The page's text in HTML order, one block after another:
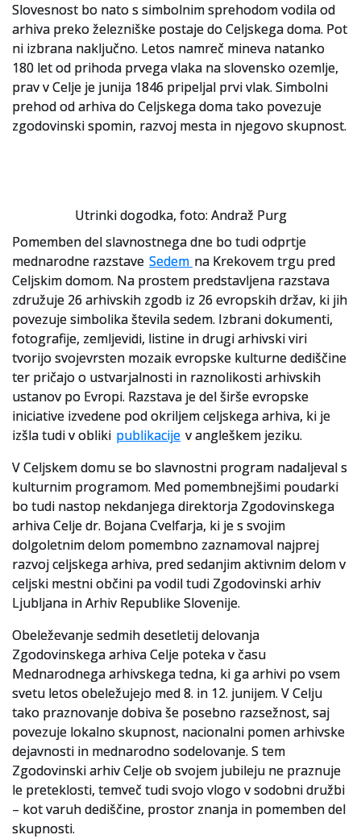
Slovesnost bo nato s simbolnim sprehodom vodila od
arhiva preko železniške postaje do Celjskega doma. Pot
ni izbrana naključno. Letos namreč mineva natanko
180 let od prihoda prvega vlaka na slovensko ozemlje,
prav v Celje je junija 1846 pripeljal prvi vlak. Simbolni
prehod od arhiva do Celjskega doma tako povezuje
zgodovinski spomin, razvoj mesta in njegovo skupnost.
Utrinki dogodka, foto: Andraž Purg
Pomemben del slavnostnega dne bo tudi odprtje
mednarodne razstave Sedem na Krekovem trgu pred
Celjskim domom. Na prostem predstavljena razstava
združuje 26 arhivskih zgodb iz 26 evropskih držav, ki jih
povezuje simbolika števila sedem. Izbrani dokumenti,
fotografije, zemljevidi, listine in drugi arhivski viri
tvorijo svojevrsten mozaik evropske kulturne dediščine
ter pričajo o ustvarjalnosti in raznolikosti arhivskih
ustanov po Evropi. Razstava je del širše evropske
iniciative izvedene pod okriljem celjskega arhiva, ki je
izšla tudi v obliki publikacije v angleškem jeziku.
V Celjskem domu se bo slavnostni program nadaljeval s
kulturnim programom. Med pomembnejšimi poudarki
bo tudi nastop nekdanjega direktorja Zgodovinskega
arhiva Celje dr. Bojana Cvelfarja, ki je s svojim
dolgoletnim delom pomembno zaznamoval najprej
razvoj celjskega arhiva, pred sedanjim aktivnim delom v
celjski mestni občini pa vodil tudi Zgodovinski arhiv
Ljubljana in Arhiv Republike Slovenije.
Obeleževanje sedmih desetletij delovanja
Zgodovinskega arhiva Celje poteka v času
Mednarodnega arhivskega tedna, ki ga arhivi po vsem
svetu letos obeležujejo med 8. in 12. junijem. V Celju
tako praznovanje dobiva še posebno razsežnost, saj
povezuje lokalno skupnost, nacionalni pomen arhivske
dejavnosti in mednarodno sodelovanje. S tem
Zgodovinski arhiv Celje ob svojem jubileju ne praznuje
le preteklosti, temveč tudi svojo vlogo v sodobni družbi
– kot varuh dediščine, prostor znanja in pomemben del
skupnosti.